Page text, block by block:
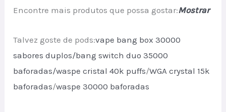
Encontre mais produtos que possa gostar:Mostrar
Talvez goste de pods:vape bang box 30000
sabores duplos/bang switch duo 35000
baforadas/waspe cristal 40k puffs/WGA crystal 15k
baforadas/waspe 30000 baforadas